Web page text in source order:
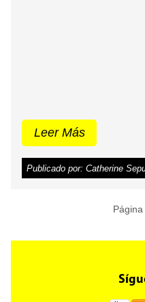
Leer Más
Publicado por: Catherine